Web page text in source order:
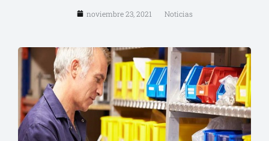
noviembre 23, 2021 Noticias